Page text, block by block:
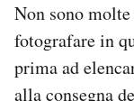
SHOP
CALENDARIO
Non sono
fotografare in
prima ad
alla consegna